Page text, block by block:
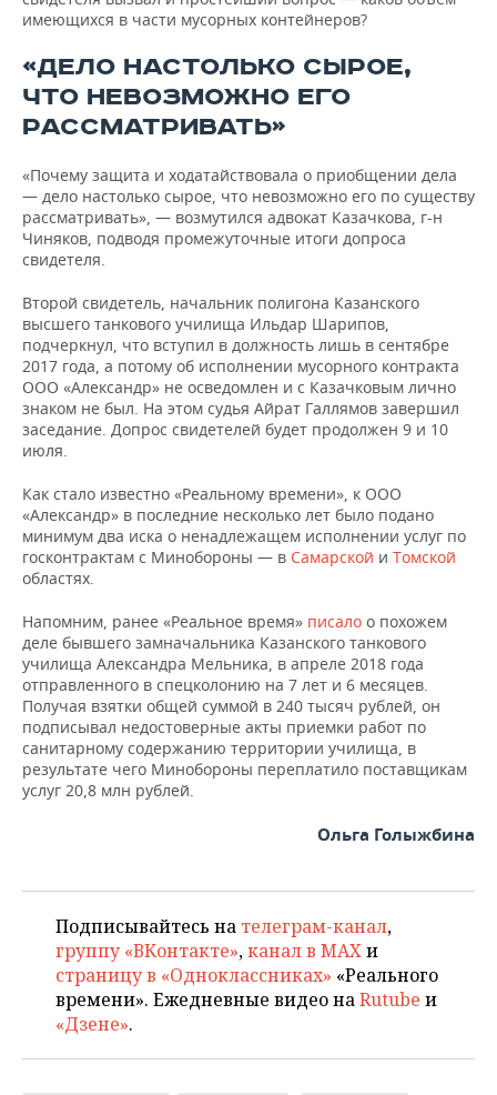
имеющихся в части мусорных контейнеров?
«ДЕЛО НАСТОЛЬКО СЫРОЕ,
ЧТО НЕВОЗМОЖНО ЕГО
РАССМАТРИВАТЬ»
«Почему защита и ходатайствовала о приобщении дела
— дело настолько сырое, что невозможно его по существу
рассматривать», — возмутился адвокат Казачкова, г-н
Чиняков, подводя промежуточные итоги допроса
свидетеля.
Второй свидетель, начальник полигона Казанского
высшего танкового училища Ильдар Шарипов,
подчеркнул, что вступил в должность лишь в сентябре
2017 года, а потому об исполнении мусорного контракта
ООО «Александр» не осведомлен и с Казачковым лично
знаком не был. На этом судья Айрат Галлямов завершил
заседание. Допрос свидетелей будет продолжен 9 и 10
июля.
Как стало известно «Реальному времени», к ООО
«Александр» в последние несколько лет было подано
минимум два иска о ненадлежащем исполнении услуг по
госконтрактам с Минобороны — в Самарской и Томской
областях.
Напомним, ранее «Реальное время» писало о похожем
деле бывшего замначальника Казанского танкового
училища Александра Мельника, в апреле 2018 года
отправленного в спецколонию на 7 лет и 6 месяцев.
Получая взятки общей суммой в 240 тысяч рублей, он
подписывал недостоверные акты приемки работ по
санитарному содержанию территории училища, в
результате чего Минобороны переплатило поставщикам
услуг 20,8 млн рублей.
Ольга Голыжбина
Подписывайтесь на телеграм-канал,
группу «ВКонтакте»,канал в MAXи
страницу в «Одноклассниках» «Реального
времени». Ежедневные видео наRutube и
«Дзене».